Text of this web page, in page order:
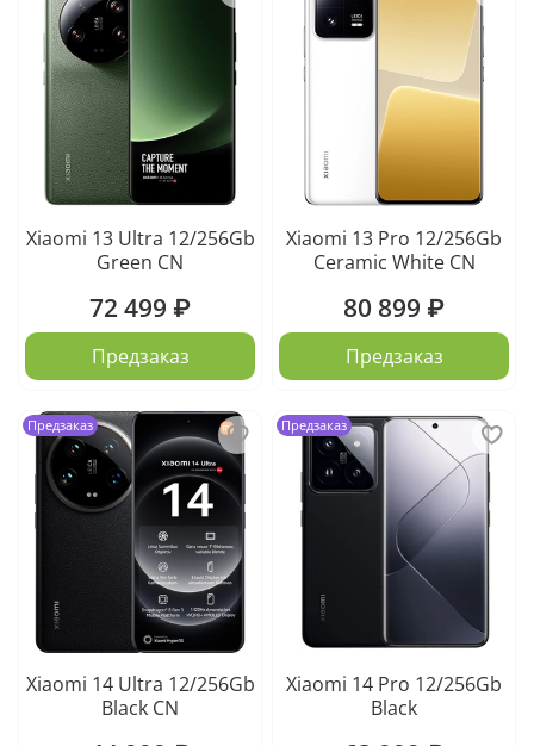
Xiaomi 13 Ultra 12/256Gb
Green CN
72 499 ₽
Предзаказ
Xiaomi 13 Pro 12/256Gb
Ceramic White CN
80 899 ₽
Предзаказ
Предзаказ
Xiaomi 14 Ultra 12/256Gb
Black CN
Предзаказ
Xiaomi 14 Pro 12/256Gb
Black